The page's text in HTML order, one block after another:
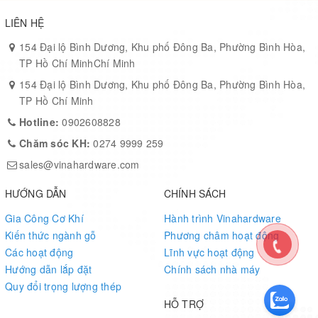
gian nội thất trong và ngoài trời: ban công - sân
thượng, quán bar, nhà hàng, quán karaoke,...
Ghế có thể xoay chuyển
LIÊN HỆ
154 Đại lộ Bình Dương, Khu phố Đông Ba, Phường Bình Hòa,
TP Hồ Chí MinhChí Minh
154 Đại lộ Bình Dương, Khu phố Đông Ba, Phường Bình Hòa,
TP Hồ Chí Minh
Hotline:0902608828
Chăm sóc KH:0274 9999 259
sales@vinahardware.com
HƯỚNG DẪN
Gia Công Cơ Khí
Kiến thức ngành gỗ
Các hoạt động
Hướng dẫn lắp đặt
Quy đổi trọng lượng thép
CHÍNH SÁCH
Hành trình Vinahardware
Phương châm hoạt động
Lĩnh vực hoạt động
Chính sách nhà máy
HỖ TRỢ